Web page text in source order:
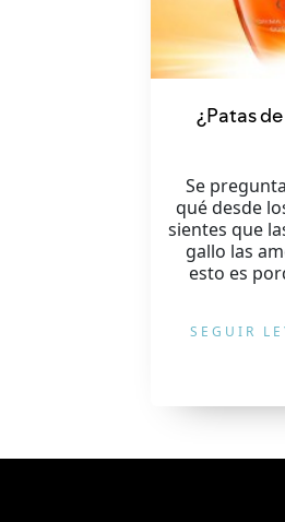
¿Patas
Se
qué desde
sientes que
gallo las
esto es
SEGUIR